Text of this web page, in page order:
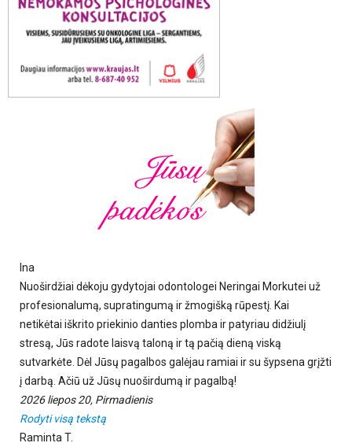
Ina
Nuoširdžiai dėkoju gydytojai odontologei Neringai Morkutei už
profesionalumą, supratingumą ir žmogišką rūpestį. Kai
netikėtai iškrito priekinio danties plomba ir patyriau didžiulį
stresą, Jūs radote laisvą taloną ir tą pačią dieną viską
sutvarkėte. Dėl Jūsų pagalbos galėjau ramiai ir su šypsena grįžti
į darbą. Ačiū už Jūsų nuoširdumą ir pagalbą!
2026 liepos 20, Pirmadienis
Rodyti visą tekstą
Raminta T.